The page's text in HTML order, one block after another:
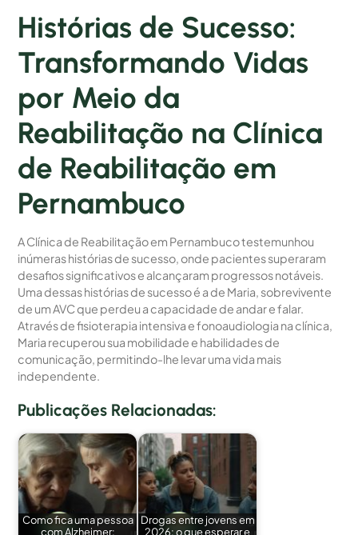
Histórias de Sucesso:
Transformando Vidas
por Meio da
Reabilitação na Clínica
de Reabilitação em
Pernambuco
A Clínica de Reabilitação em Pernambuco testemunhou
inúmeras histórias de sucesso, onde pacientes superaram
desafios significativos e alcançaram progressos notáveis.
Uma dessas histórias de sucesso é a de Maria, sobrevivente
de um AVC que perdeu a capacidade de andar e falar.
Através de fisioterapia intensiva e fonoaudiologia na clínica,
Maria recuperou sua mobilidade e habilidades de
comunicação, permitindo-lhe levar uma vida mais
independente.
Publicações Relacionadas:
Como fica uma pessoa
com Alzheimer:
Drogas entre jovens em
2026: o que esperar e